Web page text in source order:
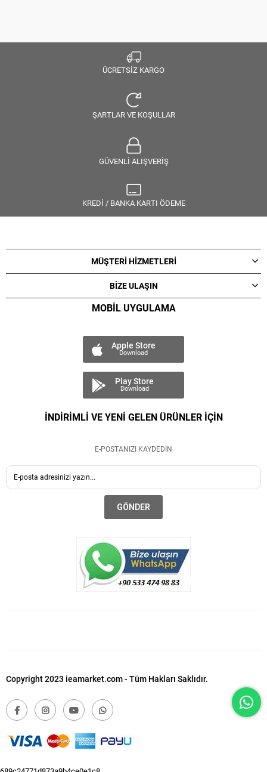
ÜCRETSİZ KARGO
ŞARTLAR VE KOŞULLAR
GÜVENLİ ALIŞVERİŞ
KREDİ / BANKA KARTI ÖDEME
MÜŞTERİ HİZMETLERİ
BİZE ULAŞIN
MOBİL UYGULAMA
Apple Store
Download
Play Store
Download
İNDİRİMLİ VE YENİ GELEN ÜRÜNLER İÇİN
E-POSTANIZI KAYDEDİN
GÖNDER
Copyright 2023 ieamarket.com - Tüm Hakları Saklıdır.